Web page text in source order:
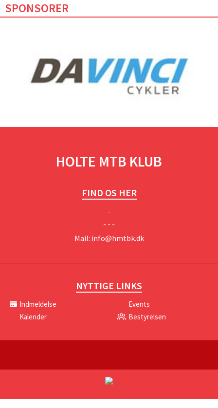
SPONSORER
HOLTE MTB KLUB
FIND OS HER
-
- - -
Mail: info@hmtbk.dk
NYTTIGE LINKS
Indmeldelse
Events
Kalender
Bestyrelsen